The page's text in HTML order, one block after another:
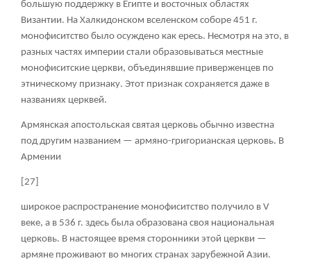
большую поддержку в Египте и восточных областях
Византии. На Халкидонском вселенском соборе 451 г.
монофиситство было осуждено как ересь. Несмотря на это, в
разных частях империи стали образовываться местные
монофиситские церкви, объединявшие приверженцев по
этническому признаку. Этот признак сохраняется даже в
названиях церквей.
Армянская апостольская святая церковь обычно известна
под другим названием — армяно-григорианская церковь. В
Армении
[27]
широкое распространение монофиситство получило в V
веке, а в 536 г. здесь была образована своя национальная
церковь. В настоящее время сторонники этой церкви —
армяне проживают во многих странах зарубежной Азии.